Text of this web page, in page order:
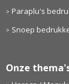
Paraplu's
Snoep
Onze